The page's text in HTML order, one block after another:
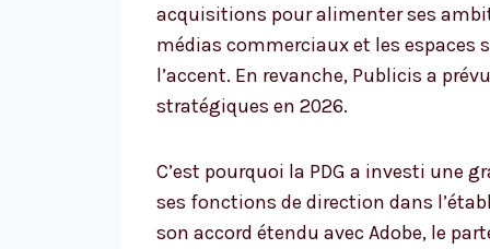
acquisitions pour alimenter ses
médias commerciaux et les
l’accent. En revanche, Publicis a
stratégiques en 2026.
C’est pourquoi la PDG a investi une
ses fonctions de direction dans
son accord étendu avec Adobe, le